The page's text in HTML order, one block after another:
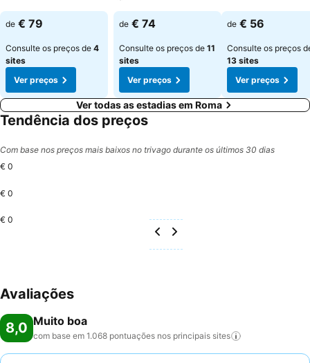
de € 79
Consulte os preços de 4
sites
Ver preços
de € 74
Consulte os preços de 11
sites
Ver preços
de € 56
Consulte os preços
13 sites
Ver preços
Ver todas as estadias em Roma
Tendência dos preços
Com base nos preços mais baixos no trivago durante os últimos 30 dias
€ 0
€ 0
€ 0
Avaliações
8,0 Muito boa
com base em 1.068 pontuações nos principais sites